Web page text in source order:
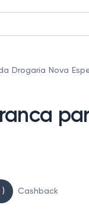
Drogaria Nova
) Cashback